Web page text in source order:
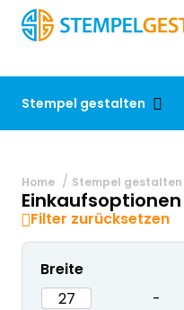
Stempel gestalten
Home Stempel gestalten
Einkaufsoptionen
Filter zurücksetzen
Breite
-